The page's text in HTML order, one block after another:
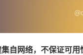
自网络，不保证可用